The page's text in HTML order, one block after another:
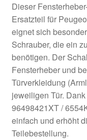
Dieser
Ersatzteil für
eignet sich
Schrauber, die ein
benötigen. Der
Fensterheber und
Türverkleidung
jeweiligen Tür.
96498421XT /
einfach und erhöht
Teilebestellung.